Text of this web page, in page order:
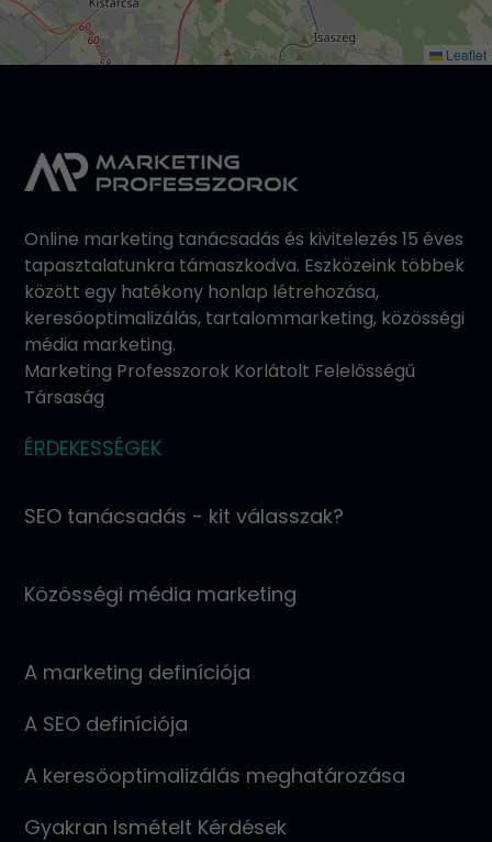
Leaflet
Online marketing tanácsadás és kivitelezés 15 éves
tapasztalatunkra támaszkodva. Eszközeink többek
között egy hatékony honlap létrehozása,
keresőoptimalizálás, tartalommarketing, közösségi
média marketing.
Marketing Professzorok Korlátolt Felelősségű
Társaság
ÉRDEKESSÉGEK
SEO tanácsadás - kit válasszak?
Közösségi média marketing
A marketing definíciója
A SEO definíciója
A keresőoptimalizálás meghatározása
Gyakran Ismételt Kérdések